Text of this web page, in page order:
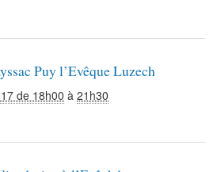
Puy l’Evêque Luzech
de 18h00 à 21h30